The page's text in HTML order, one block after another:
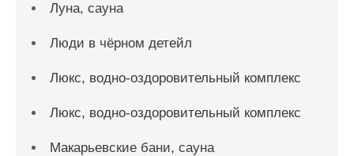
Луна, сауна
Люди в чёрном детейл
Люкс, водно-оздоровительный комплекс
Люкс, водно-оздоровительный комплекс
Макарьевские бани, сауна